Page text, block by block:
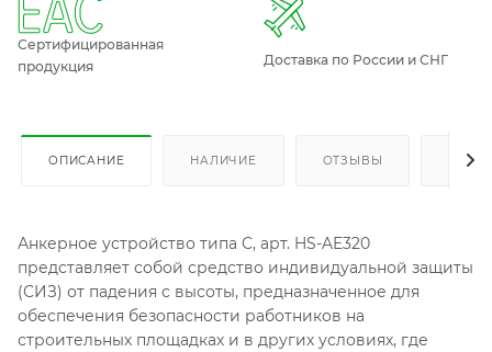
Сертифицированная
продукция
Доставка по России и СНГ
ОПИСАНИЕ НАЛИЧИЕ ОТЗЫВЫ КАК
Анкерное устройство типа С, арт. HS-AE320
представляет собой средство индивидуальной защиты
(СИЗ) от падения с высоты, предназначенное для
обеспечения безопасности работников на
строительных площадках и в других условиях, где